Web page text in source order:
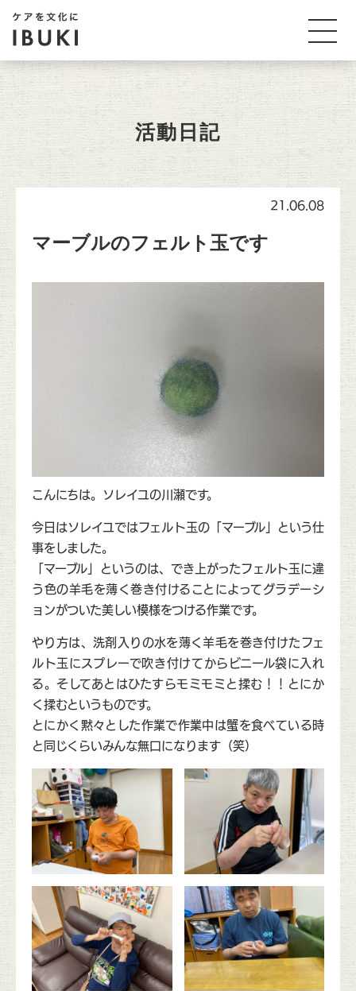
活動日記
21.06.08
マーブルのフェルト玉です
こんにちは。ソレイユの川瀬です。
今日はソレイユではフェルト玉の「マーブル」という仕
事をしました。
「マーブル」というのは、でき上がったフェルト玉に違
う色の羊毛を薄く巻き付けることによってグラデーシ
ョンがついた美しい模様をつける作業です。
やり方は、洗剤入りの水を薄く羊毛を巻き付けたフェ
ルト玉にスプレーで吹き付けてからビニール袋に入れ
る。そしてあとはひたすらモミモミと揉む！！とにか
く揉むというものです。
とにかく黙々とした作業で作業中は蟹を食べている時
と同じくらいみんな無口になります（笑）